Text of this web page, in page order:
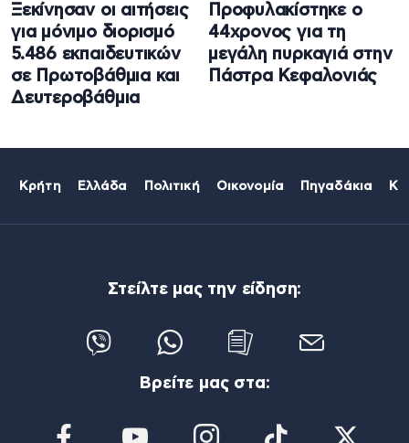
Ξεκίνησαν οι αιτήσεις
για μόνιμο διορισμό
5.486 εκπαιδευτικών
σε Πρωτοβάθμια και
Δευτεροβάθμια
Προφυλακίστηκε ο
44χρονος για τη
μεγάλη πυρκαγιά στην
Πάστρα Κεφαλονιάς
Κρήτη Ελλάδα Πολιτική Οικονομία Πηγαδάκια
Στείλτε μας την είδηση:
Βρείτε μας στα: